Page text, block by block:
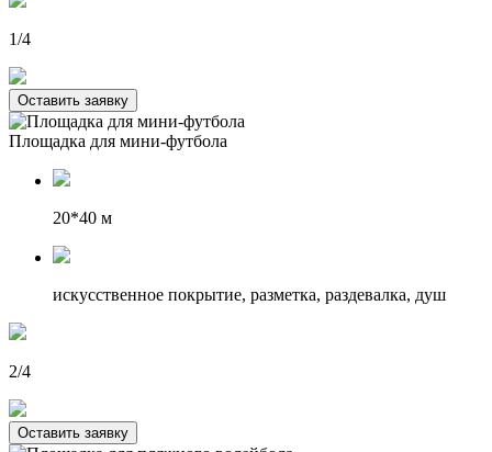
1/4
Оставить заявку
Площадка для мини-футбола
20*40 м
искусственное покрытие, разметка, раздевалка, душ
2/4
Оставить заявку